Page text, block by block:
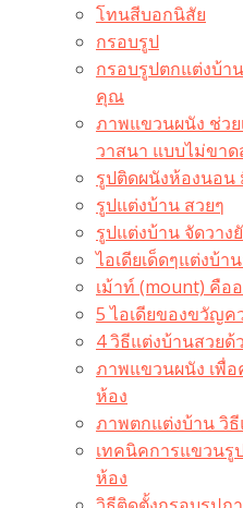
โทนสีบอกนิสัย
กรอบรูป
กรอบรูปตกแต่งบ้า
คุณ
ภาพแขวนผนัง ช่วย
วาสนา แบบไม่ขาด
รูปติดผนังห้องนอน
รูปแต่งบ้าน สวยๆ
รูปแต่งบ้าน จัดวา
ไอเดียเด็ดๆแต่งบ้า
เม้าท์ (mount) คือ
5 ไอเดียของขวัญค
4 วิธีแต่งบ้านสวยด้
ภาพแขวนผนัง เพื่
ห้อง
ภาพตกแต่งบ้าน วิ
เทคนิคการแขวนรู
ห้อง